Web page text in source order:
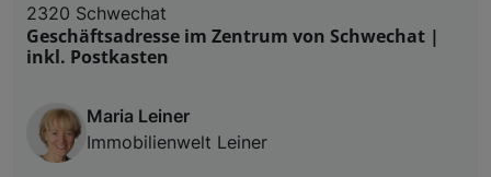
2320 Schwechat
Geschäftsadresse im Zentrum von Schwechat |
inkl. Postkasten
Maria Leiner
Immobilienwelt Leiner